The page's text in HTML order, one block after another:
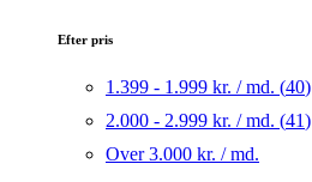
Efter pris
1.399 - 1.999 kr. / md. (40)
2.000 - 2.999 kr. / md. (41)
Over 3.000 kr. / md.